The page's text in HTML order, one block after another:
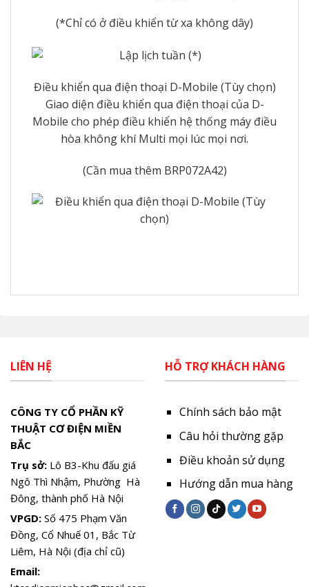
(*Chỉ có ở điều khiển từ xa không dây)
Điều khiển qua điện thoại D-Mobile (Tùy chọn)
Giao diện điều khiển qua điện thoại của D-
Mobile cho phép điều khiển hệ thống máy điều
hòa không khí Multi mọi lúc mọi nơi.
(Cần mua thêm BRP072A42)
LIÊN HỆ
CÔNG TY CỔ PHẦN KỸ
THUẬT CƠ ĐIỆN MIỀN
BẮC
Trụ sở: Lô B3-Khu đấu giá
Ngô Thì Nhậm, Phường Hà
Đông, thành phố Hà Nội
VPGD: Số 475 Phạm Văn
Đồng, Cổ Nhuế 01, Bắc Từ
Liêm, Hà Nội (địa chỉ cũ)
Email:
HỖ TRỢ KHÁCH HÀNG
Chính sách bảo mật
Câu hỏi thường gặp
Điều khoản sử dụng
Hướng dẫn mua hàng